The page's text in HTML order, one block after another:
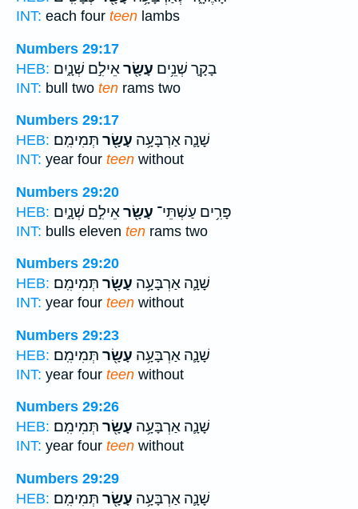
INT: each four teen lambs
Numbers 29:17
HEB:
בָקָ֛ר שְׁנֵ֥ים עָשָׂ֖ראֵילִ֣ם שְׁנָ֑יִם
INT: bull two ten rams two
Numbers 29:17
HEB:
שָׁנָ֛ה אַרְבָּעָ֥ה עָשָׂ֖ר תְּמִימִֽם׃
INT: year four teen without
Numbers 29:20
HEB:
פָּרִ֥ים עַשְׁתֵּי־ עָשָׂ֖ראֵילִ֣ם שְׁנָ֑יִם
INT: bulls eleven ten rams two
Numbers 29:20
HEB:
שָׁנָ֛ה אַרְבָּעָ֥ה עָשָׂ֖ר תְּמִימִֽם׃
INT: year four teen without
Numbers 29:23
HEB:
שָׁנָ֛ה אַרְבָּעָ֥ה עָשָׂ֖ר תְּמִימִֽם׃
INT: year four teen without
Numbers 29:26
HEB:
שָׁנָ֛ה אַרְבָּעָ֥ה עָשָׂ֖ר תְּמִימִֽם׃
INT: year four teen without
Numbers 29:29
HEB:
שָׁנָ֛ה אַרְבָּעָ֥ה עָשָׂ֖ר תְּמִימִֽם׃